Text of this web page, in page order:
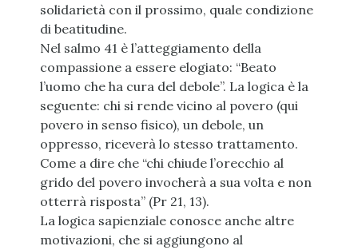
solidarietà con il prossimo, quale condizione
di beatitudine.
Nel salmo 41 è l’atteggiamento della
compassione a essere elogiato: “Beato
l’uomo che ha cura del debole”. La logica è la
seguente: chi si rende vicino al povero (qui
povero in senso fisico), un debole, un
oppresso, riceverà lo stesso trattamento.
Come a dire che “chi chiude l’orecchio al
grido del povero invocherà a sua volta e non
otterrà risposta” (Pr 21, 13).
La logica sapienziale conosce anche altre
motivazioni, che si aggiungono al